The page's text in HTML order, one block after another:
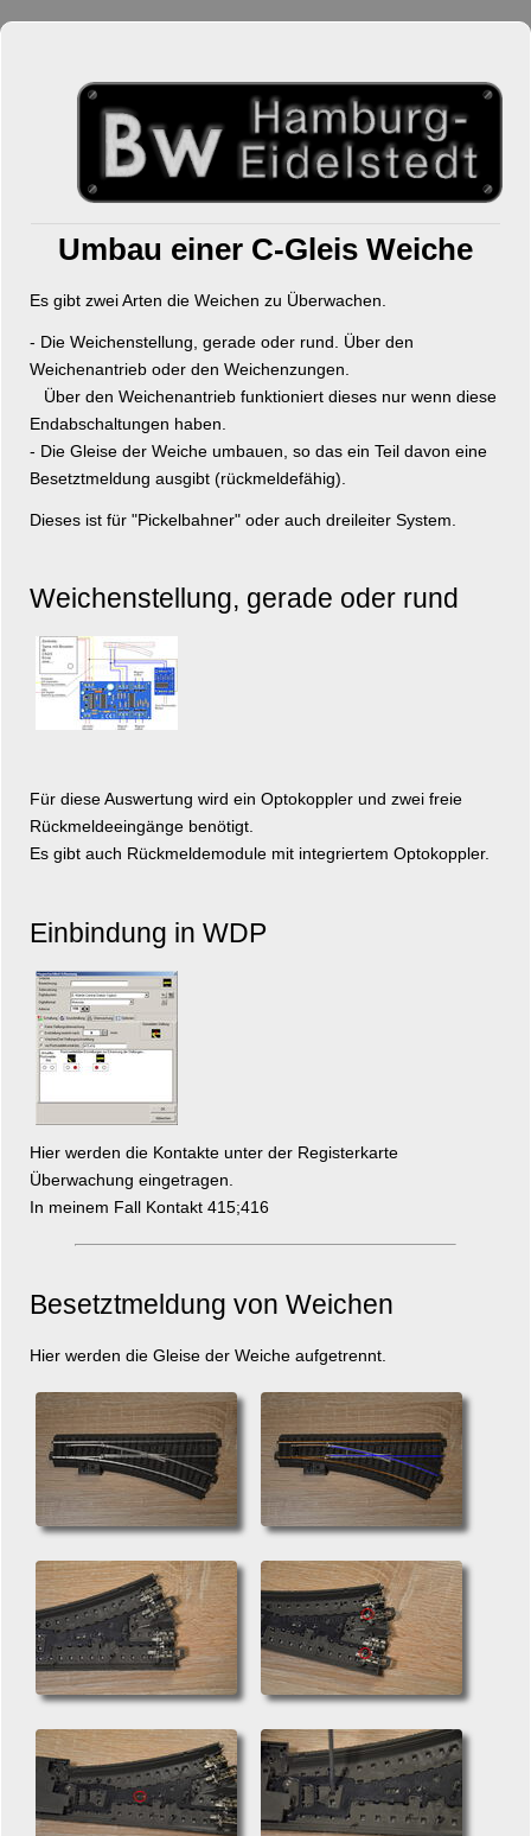
Umbau einer C-Gleis Weiche
Es gibt zwei Arten die Weichen zu Überwachen.
- Die Weichenstellung, gerade oder rund. Über den
Weichenantrieb oder den Weichenzungen.
Über den Weichenantrieb funktioniert dieses nur wenn diese
Endabschaltungen haben.
- Die Gleise der Weiche umbauen, so das ein Teil davon eine
Besetztmeldung ausgibt (rückmeldefähig).
Dieses ist für "Pickelbahner" oder auch dreileiter System.
Weichenstellung, gerade oder rund
Für diese Auswertung wird ein Optokoppler und zwei freie
Rückmeldeeingänge benötigt.
Es gibt auch Rückmeldemodule mit integriertem Optokoppler.
Einbindung in WDP
Hier werden die Kontakte unter der Registerkarte
Überwachung eingetragen.
In meinem Fall Kontakt 415;416
Besetztmeldung von Weichen
Hier werden die Gleise der Weiche aufgetrennt.